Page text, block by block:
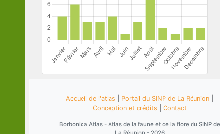
Accueil de l'atlas Portail du SINP de La Réunion
Conception et crédits
Contact
Borbonica Atlas - Atlas de la faune et de la flore du SINP de
La Réunion - 2026